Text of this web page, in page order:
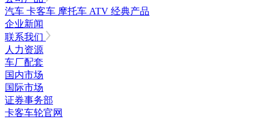
汽车 卡客车 摩托车 ATV 经典产品
企业新闻
联系我们
人力资源
车厂配套
国内市场
国际市场
证券事务部
卡客车轮官网